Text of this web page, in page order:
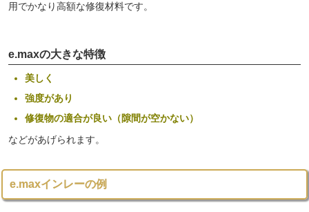
用でかなり高額な修復材料です。
e.maxの大きな特徴
美しく
強度があり
修復物の適合が良い（隙間が空かない）
などがあげられます。
e.maxインレーの例